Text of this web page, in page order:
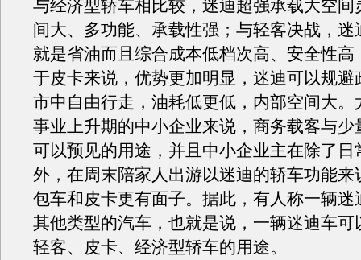
与经济型轿车相比较，迷迪超强承载大空间
间大、多功能、承载性强；与轻客决战，迷
就是省油而且综合成本低档次高、安全性高
于皮卡来说，优势更加明显，迷迪可以规避
市中自由行走，油耗低更低，内部空间大。
事业上升期的中小企业来说，商务载客与少
可以预见的用途，并且中小企业主在除了日
外，在周末陪家人出游以迷迪的轿车功能来
包车和皮卡更有面子。据此，有人称一辆迷
其他类型的汽车，也就是说，一辆迷迪车可
轻客、皮卡、经济型轿车的用途。